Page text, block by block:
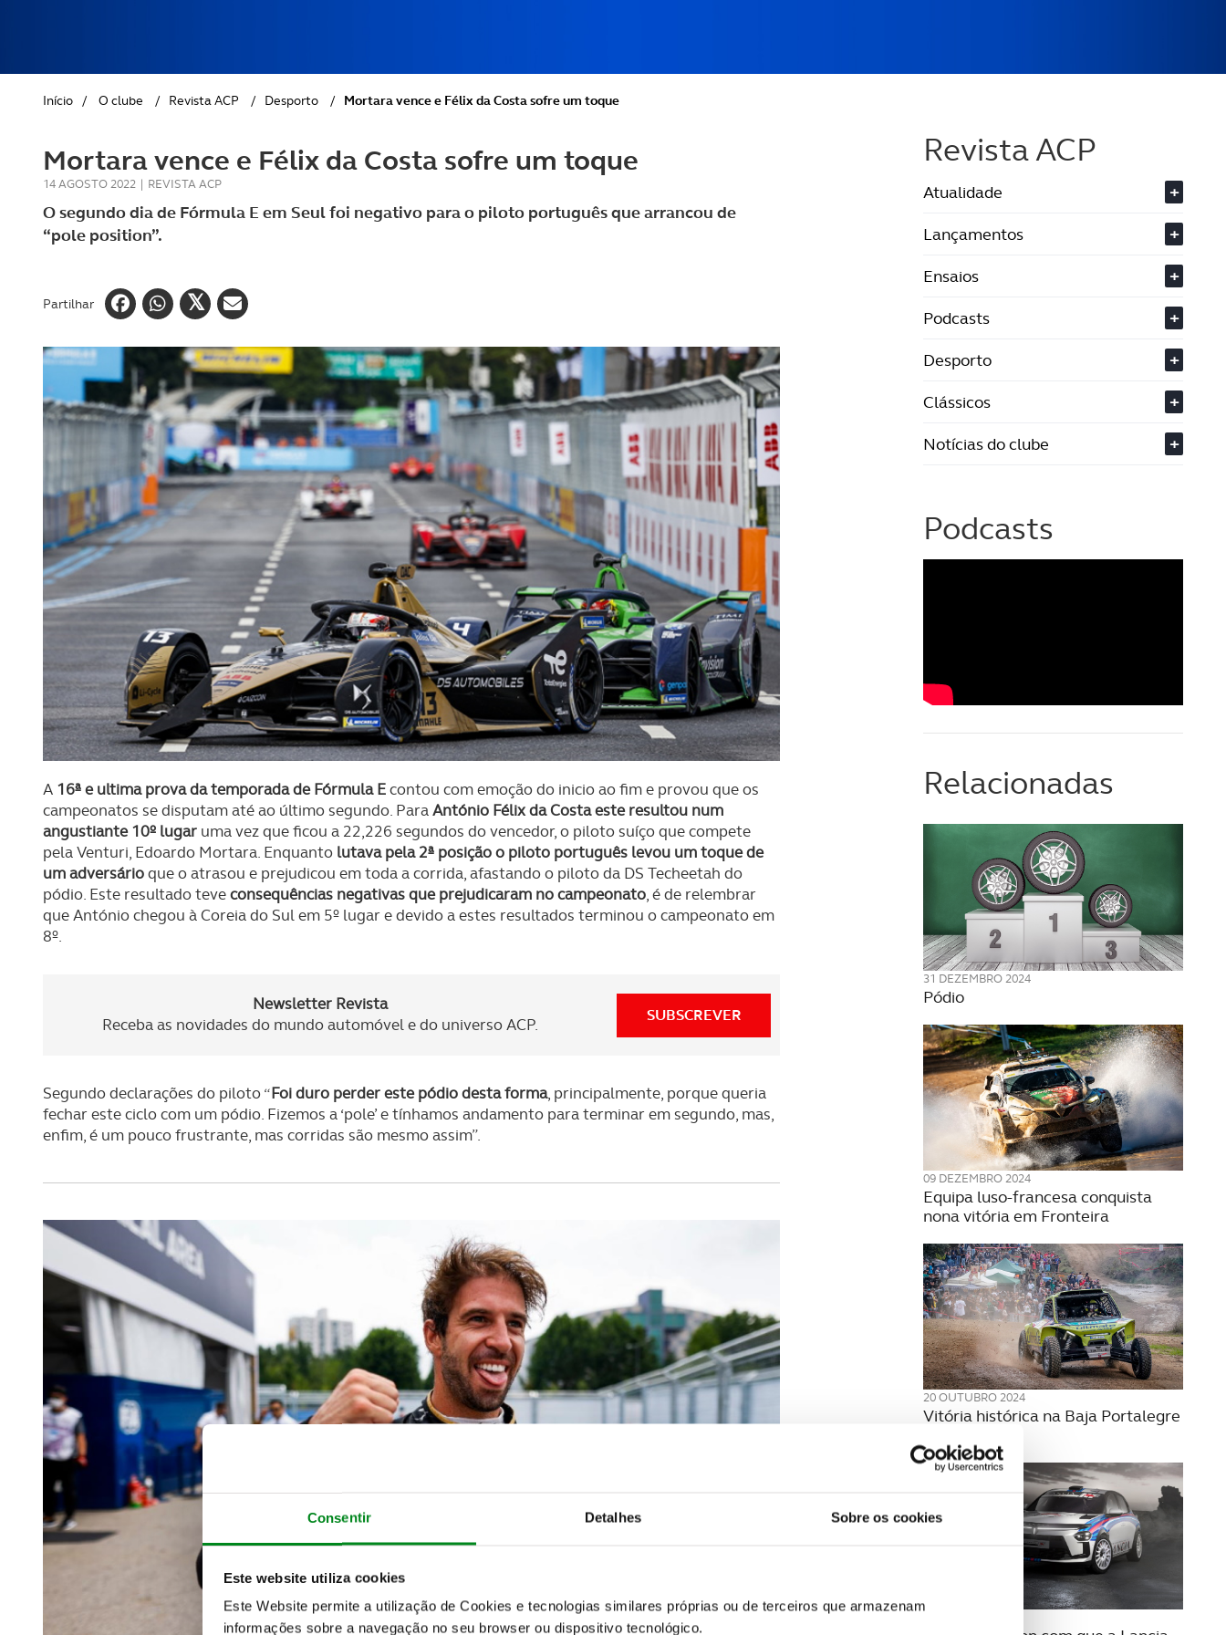
Consentir Detalhes Sobre os cookies
Este website utiliza cookies
Este Website permite a utilização de Cookies e tecnologias similares próprias ou de terceiros que armazenam
informações sobre a navegação no seu browser ou dispositivo tecnológico.
GOLFE
AUTOCARAVANISMO
Início / O clube / Revista ACP / Desporto / Mortara vence e Félix da Costa sofre um toque
Mortara vence e Félix da Costa sofre um toque
14 AGOSTO 2022 | REVISTA ACP
O segundo dia de Fórmula E em Seul foi negativo para o piloto português que arrancou de
“pole position”.
Partilhar
A 16ª e ultima prova da temporada de Fórmula Econtou com emoção do inicio ao fim e provou que os
campeonatos se disputam até ao último segundo. ParaAntónio Félix da Costa este resultou num
angustiante 10º lugar uma vez que ficou a 22,226 segundos do vencedor, o piloto suíço que compete
pela Venturi, Edoardo Mortara. Enquanto lutava pela 2ª posição o piloto português levou um toque de
um adversárioque o atrasou e prejudicou em toda a corrida, afastando o piloto da DS Techeetah do
pódio. Este resultado teveconsequências negativas que prejudicaram no campeonato, é de relembrar
que António chegou à Coreia do Sul em 5º lugar e devido a estes resultados terminou o campeonato em
8º.
Newsletter Revista
Receba as novidades do mundo automóvel e do universo ACP.
SUBSCREVER
Segundo declarações do piloto “Foi duro perder este pódio desta forma, principalmente, porque queria
fechar este ciclo com um pódio. Fizemos a ‘pole’ e tínhamos andamento para terminar em segundo, mas,
enfim, é um pouco frustrante, mas corridas são mesmo assim”.
Revista ACP
Atualidade
+
Lançamentos
+
Ensaios
+
Podcasts
+
Desporto
+
Clássicos
+
Notícias do clube
+
Podcasts
Relacionadas
31 DEZEMBRO 2024
Pódio
09 DEZEMBRO 2024
Equipa luso-francesa conquista
nona vitória em Fronteira
20 OUTUBRO 2024
Vitória histórica na Baja Portalegre